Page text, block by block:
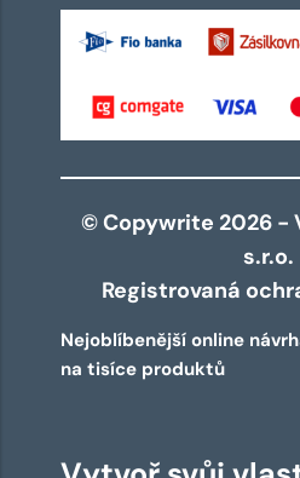
© Copywrite 2026 -
s.r.o.
Registrovaná
Nejoblíbenější online
na tisíce produktů